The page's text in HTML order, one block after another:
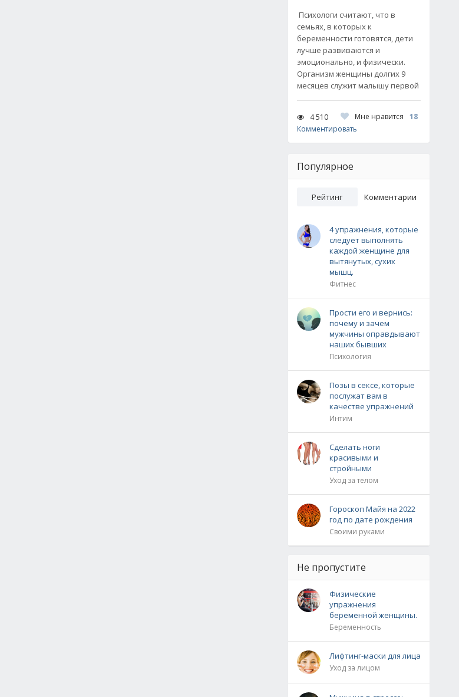
Психологи считают, что в
семьях, в которых к
беременности готовятся, дети
лучше развиваются и
эмоционально, и физически.
Организм женщины долгих 9
месяцев служит малышу первой
4 510 Мне нравится
18
Комментировать
Популярное
Рейтинг Комментарии
4 упражнения, которые
следует выполнять
каждой женщине для
вытянутых, сухих
мышц.
Фитнес
Прости его и вернись:
почему и зачем
мужчины оправдывают
наших бывших
Психология
Позы в сексе, которые
послужат вам в
качестве упражнений
Интим
Сделать ноги
красивыми и
стройными
Уход за телом
Гороскоп Майя на 2022
год по дате рождения
Своими руками
Не пропустите
Физические
упражнения
беременной женщины.
Беременность
Лифтинг-маски для лица
Уход за лицом